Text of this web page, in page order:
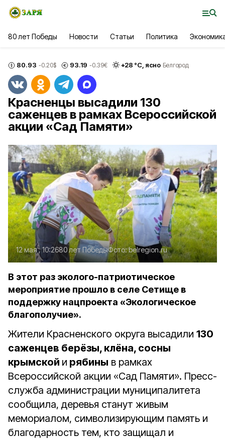
80 лет Победы Новости Статьи Политика
80.93 -0.20$ 93.19 -0.39€ +28 °С, ясно Белгород
Красненцы высадили 130
саженцев в рамках Всероссийской
акции «Сад Памяти»
12 мая , 10:2680 лет ПобедыФото:belregion.ru
В этот раз эколого-патриотическое
мероприятие прошло в селе Сетище в
поддержку нацпроекта «Экологическое
благополучие».
Жители Красненского округа высадили 130
саженцев берёзы, клёна, сосны
крымской и рябины в рамках
Всероссийской акции «Сад Памяти». Пресс-
служба администрации муниципалитета
сообщила, деревья станут живым
мемориалом, символизирующим память и
благодарность тем, кто защищал и